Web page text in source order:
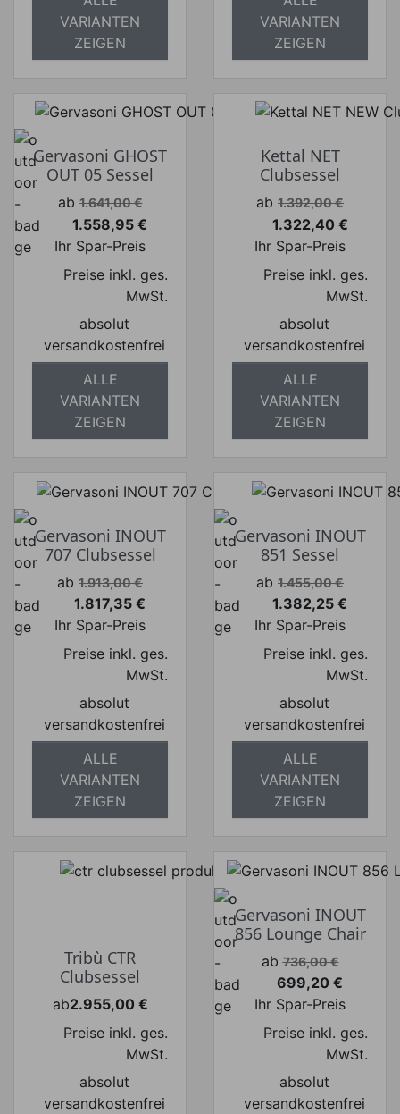
VARIANTEN
ZEIGEN
VARIANTEN
ZEIGEN
Gervasoni GHOST
OUT 05 Sessel
Verkaufspreis
ab 1.641,00 €
Preis
1.558,95 €
Ihr Spar-Preis
Preise inkl. ges.
MwSt.
absolut
versandkostenfrei
ALLE
VARIANTEN
ZEIGEN
Kettal NET
Clubsessel
Verkaufspreis
ab 1.392,00 €
Preis
1.322,40 €
Ihr Spar-Preis
Preise inkl. ges.
MwSt.
absolut
versandkostenfrei
ALLE
VARIANTEN
ZEIGEN
Gervasoni INOUT
707 Clubsessel
Verkaufspreis
ab 1.913,00 €
Preis
1.817,35 €
Ihr Spar-Preis
Preise inkl. ges.
MwSt.
absolut
versandkostenfrei
ALLE
VARIANTEN
ZEIGEN
Gervasoni INOUT
851 Sessel
Verkaufspreis
ab 1.455,00 €
Preis
1.382,25 €
Ihr Spar-Preis
Preise inkl. ges.
MwSt.
absolut
versandkostenfrei
ALLE
VARIANTEN
ZEIGEN
Tribù CTR
Clubsessel
ab
Preis
2.955,00 €
Preise inkl. ges.
MwSt.
absolut
versandkostenfrei
Gervasoni INOUT
856 Lounge Chair
Verkaufspreis
ab 736,00 €
Preis
699,20 €
Ihr Spar-Preis
Preise inkl. ges.
MwSt.
absolut
versandkostenfrei